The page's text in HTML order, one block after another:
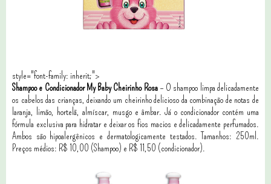
style="font-family: inherit;">
Shampoo e Condicionador My Baby Cheirinho Rosa– O shampoo limpa delicadamente
os cabelos das crianças, deixando um cheirinho delicioso da combinação de notas de
laranja, limão, hortelã, almíscar, musgo e âmbar. Já o condicionador contém uma
fórmula exclusiva para hidratar e deixar os fios macios e delicadamente perfumados.
Ambos são hipoalergênicos e dermatologicamente testados. Tamanhos: 250ml.
Preços médios: R$ 10,00 (Shampoo) e R$ 11,50 (condicionador).